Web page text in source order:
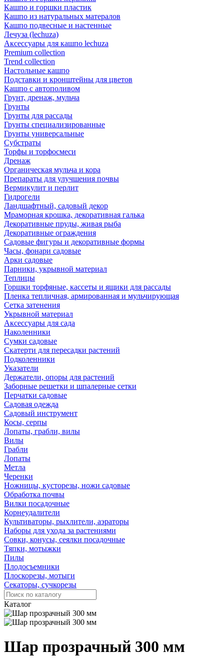
Кашпо и горшки пластик
Кашпо из натуральных матералов
Кашпо подвесные и настенные
Лечуза (lechuza)
Аксессуары для кашпо lechuza
Premium collection
Trend collection
Настольные кашпо
Подставки и кронштейны для цветов
Кашпо с автополивом
Грунт, дренаж, мульча
Грунты
Грунты для рассады
Грунты специализированные
Грунты универсальные
Субстраты
Торфы и торфосмеси
Дренаж
Органическая мульча и кора
Препараты для улучшения почвы
Вермикулит и перлит
Гидрогели
Ландшафтный, садовый декор
Мраморная крошка, декоративная галька
Декоративные пруды, живая рыба
Декоративные ограждения
Садовые фигуры и декоративные формы
Часы, фонари садовые
Арки садовые
Парники, укрывной материал
Теплицы
Горшки торфяные, кассеты и ящики для рассады
Пленка тепличная, армированная и мульчирующая
Сетка затенения
Укрывной материал
Аксессуары для сада
Наколенники
Сумки садовые
Скатерти для пересадки растений
Подколенники
Указатели
Держатели, опоры для растений
Заборные решетки и шпалерные сетки
Перчатки садовые
Садовая одежда
Садовый инструмент
Косы, серпы
Лопаты, грабли, вилы
Вилы
Грабли
Лопаты
Метла
Черенки
Ножницы, кусторезы, ножи садовые
Обработка почвы
Вилки посадочные
Корнеудалители
Культиваторы, рыхлители, аэраторы
Наборы для ухода за растениями
Совки, конусы, сеялки посадочные
Тяпки, мотыжки
Пилы
Плодосъемники
Плоскорезы, мотыги
Секаторы, сучкорезы
Каталог
Шар прозрачный 300 мм